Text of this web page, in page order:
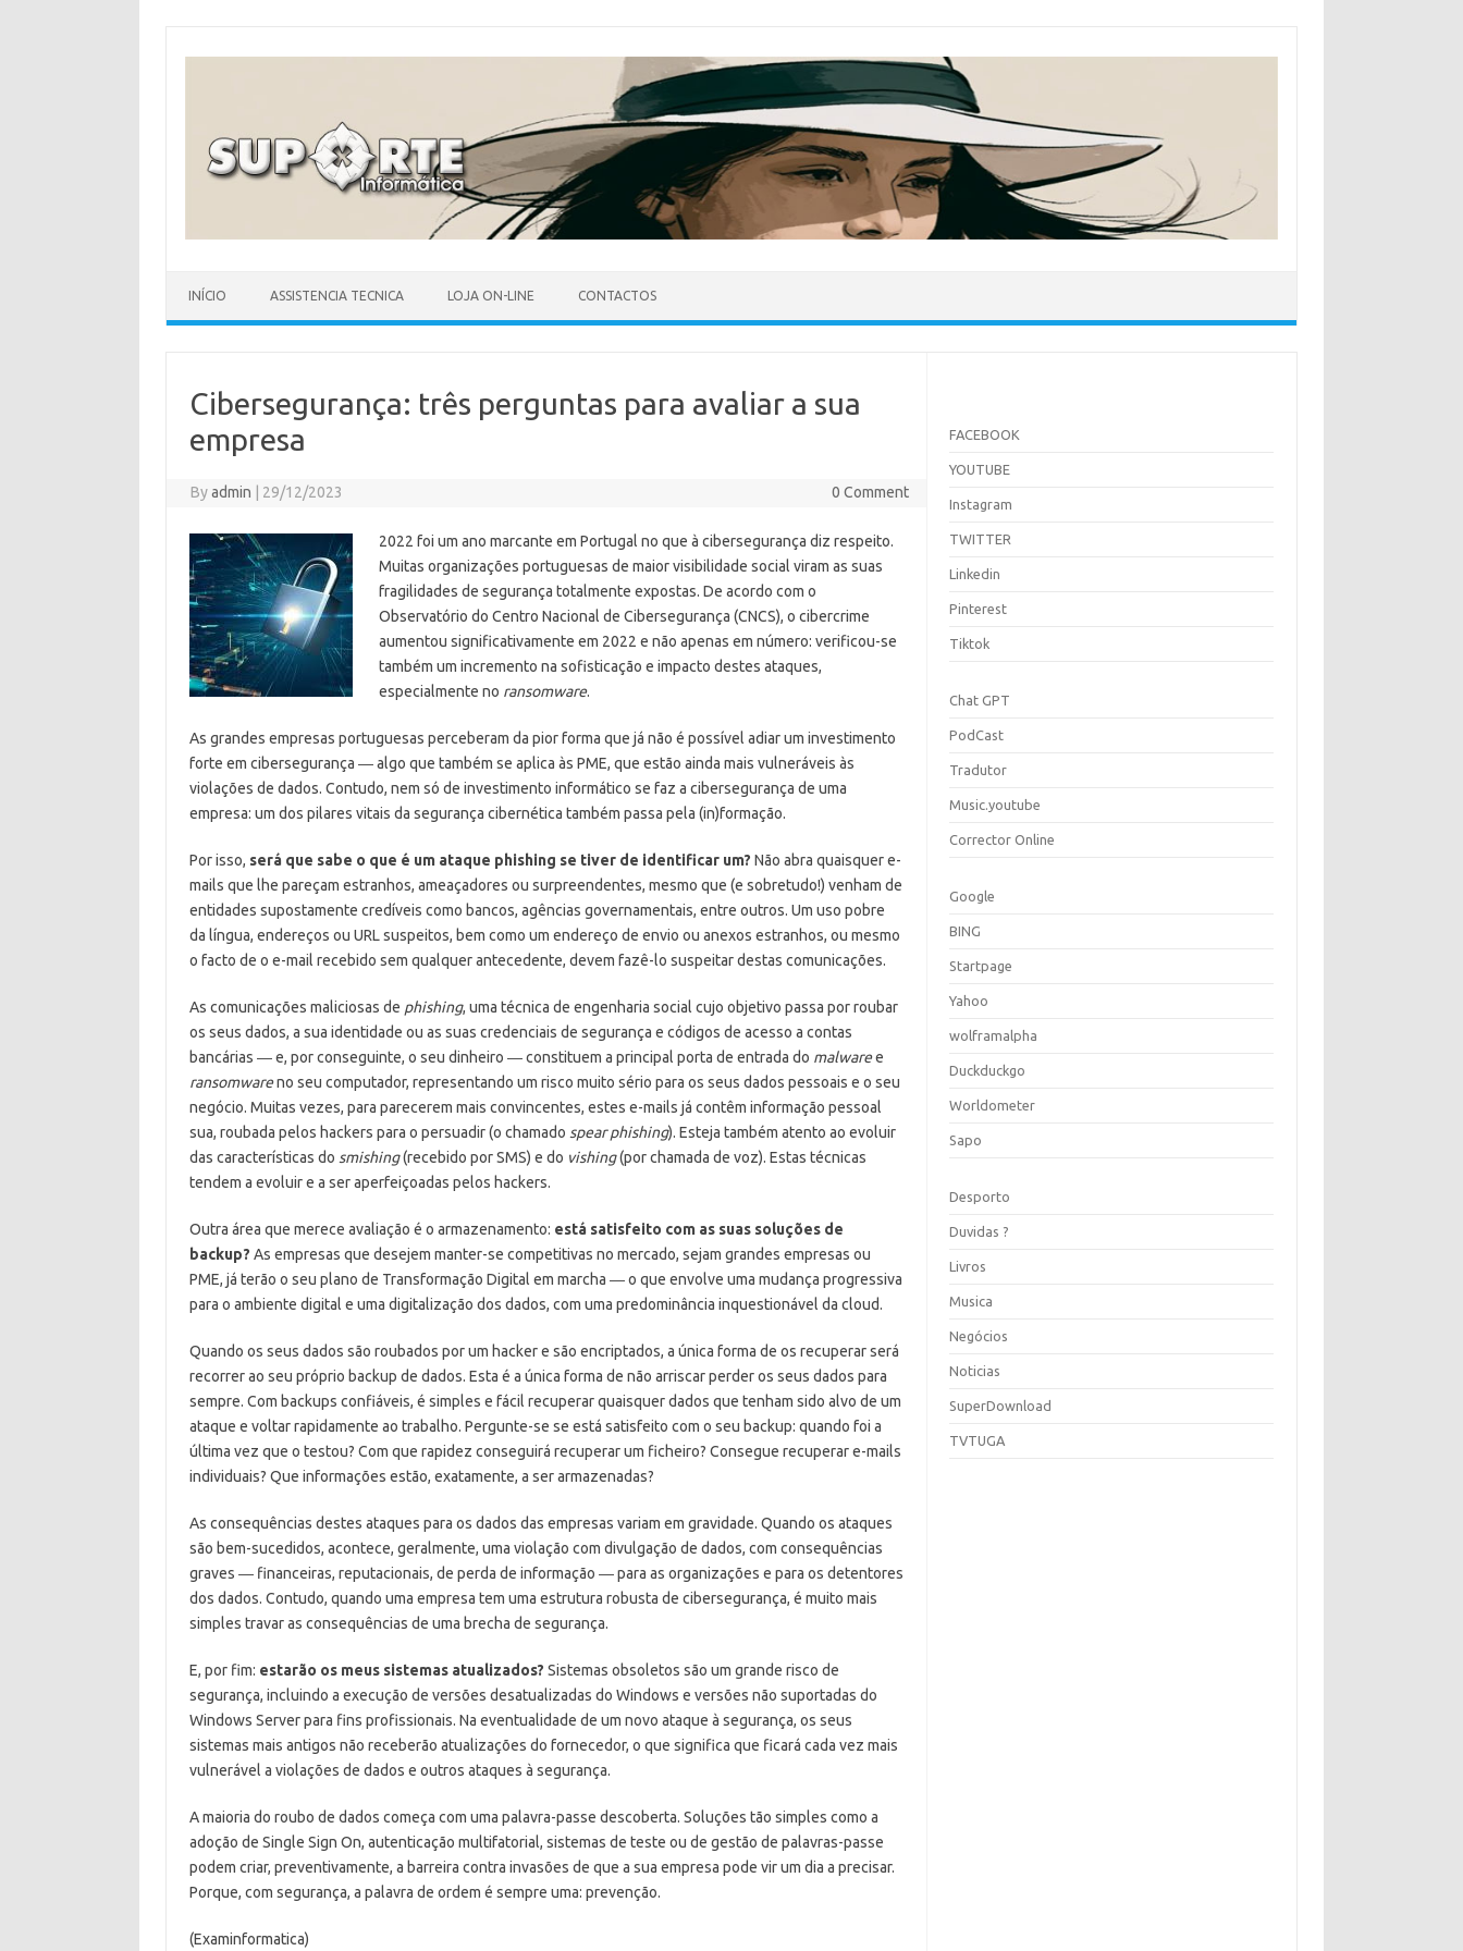
INÍCIO ASSISTENCIA TECNICA LOJA ON-LINE CONTACTOS
Cibersegurança: três perguntas para avaliar a sua
empresa
Byadmin 29/12/2023 0 Comment
2022 foi um ano marcante em Portugal no que à cibersegurança diz respeito.
Muitas organizações portuguesas de maior visibilidade social viram as suas
fragilidades de segurança totalmente expostas. De acordo com o
Observatório do Centro Nacional de Cibersegurança (CNCS), o cibercrime
aumentou significativamente em 2022 e não apenas em número: verificou-se
também um incremento na sofisticação e impacto destes ataques,
especialmente no ransomware.
As grandes empresas portuguesas perceberam da pior forma que já não é possível adiar um investimento
forte em cibersegurança ― algo que também se aplica às PME, que estão ainda mais vulneráveis às
violações de dados. Contudo, nem só de investimento informático se faz a cibersegurança de uma
empresa: um dos pilares vitais da segurança cibernética também passa pela (in)formação.
Por isso, será que sabe o que é um ataque phishing se tiver de identificar um? Não abra quaisquer e-
mails que lhe pareçam estranhos, ameaçadores ou surpreendentes, mesmo que (e sobretudo!) venham de
entidades supostamente credíveis como bancos, agências governamentais, entre outros. Um uso pobre
da língua, endereços ou URL suspeitos, bem como um endereço de envio ou anexos estranhos, ou mesmo
o facto de o e-mail recebido sem qualquer antecedente, devem fazê-lo suspeitar destas comunicações.
As comunicações maliciosas de phishing, uma técnica de engenharia social cujo objetivo passa por roubar
os seus dados, a sua identidade ou as suas credenciais de segurança e códigos de acesso a contas
bancárias ― e, por conseguinte, o seu dinheiro ― constituem a principal porta de entrada do malwaree
ransomwareno seu computador, representando um risco muito sério para os seus dados pessoais e o seu
negócio. Muitas vezes, para parecerem mais convincentes, estes e-mails já contêm informação pessoal
sua, roubada pelos hackers para o persuadir (o chamado spear phishing). Esteja também atento ao evoluir
das características do smishing(recebido por SMS) e do vishing(por chamada de voz). Estas técnicas
tendem a evoluir e a ser aperfeiçoadas pelos hackers.
Outra área que merece avaliação é o armazenamento: está satisfeito com as suas soluções de
backup? As empresas que desejem manter-se competitivas no mercado, sejam grandes empresas ou
PME, já terão o seu plano de Transformação Digital em marcha ― o que envolve uma mudança progressiva
para o ambiente digital e uma digitalização dos dados, com uma predominância inquestionável da cloud.
Quando os seus dados são roubados por um hacker e são encriptados, a única forma de os recuperar será
recorrer ao seu próprio backup de dados. Esta é a única forma de não arriscar perder os seus dados para
sempre. Com backups confiáveis, é simples e fácil recuperar quaisquer dados que tenham sido alvo de um
ataque e voltar rapidamente ao trabalho. Pergunte-se se está satisfeito com o seu backup: quando foi a
última vez que o testou? Com que rapidez conseguirá recuperar um ficheiro? Consegue recuperar e-mails
individuais? Que informações estão, exatamente, a ser armazenadas?
As consequências destes ataques para os dados das empresas variam em gravidade. Quando os ataques
são bem-sucedidos, acontece, geralmente, uma violação com divulgação de dados, com consequências
graves ― financeiras, reputacionais, de perda de informação ― para as organizações e para os detentores
dos dados. Contudo, quando uma empresa tem uma estrutura robusta de cibersegurança, é muito mais
simples travar as consequências de uma brecha de segurança.
E, por fim: estarão os meus sistemas atualizados? Sistemas obsoletos são um grande risco de
segurança, incluindo a execução de versões desatualizadas do Windows e versões não suportadas do
Windows Server para fins profissionais. Na eventualidade de um novo ataque à segurança, os seus
sistemas mais antigos não receberão atualizações do fornecedor, o que significa que ficará cada vez mais
vulnerável a violações de dados e outros ataques à segurança.
A maioria do roubo de dados começa com uma palavra-passe descoberta. Soluções tão simples como a
adoção de Single Sign On, autenticação multifatorial, sistemas de teste ou de gestão de palavras-passe
podem criar, preventivamente, a barreira contra invasões de que a sua empresa pode vir um dia a precisar.
Porque, com segurança, a palavra de ordem é sempre uma: prevenção.
(Examinformatica)
FACEBOOK
YOUTUBE
Instagram
TWITTER
Linkedin
Pinterest
Tiktok
Chat GPT
PodCast
Tradutor
Music.youtube
Corrector Online
Google
BING
Startpage
Yahoo
wolframalpha
Duckduckgo
Worldometer
Sapo
Desporto
Duvidas ?
Livros
Musica
Negócios
Noticias
SuperDownload
TVTUGA